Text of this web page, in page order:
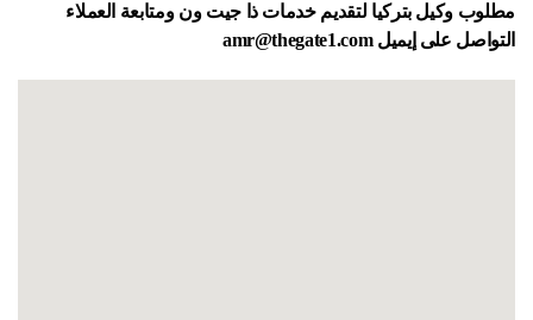
مطلوب وكيل بتركيا لتقديم خدمات ذا جيت ون ومتابعة العملاء
التواصل على إيميل amr@thegate1.com